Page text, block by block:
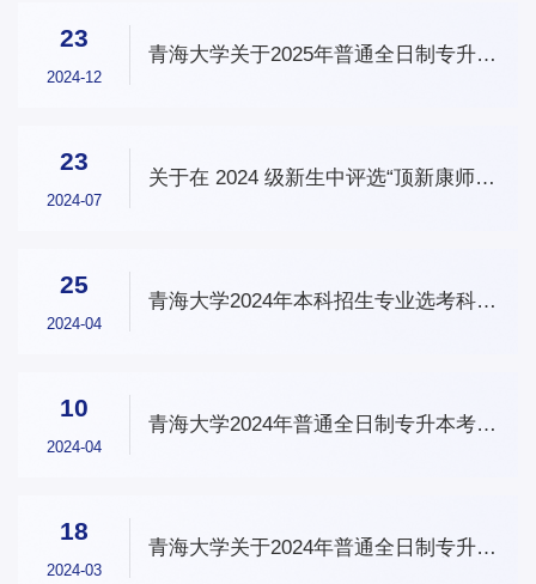
23
2024-12
青海大学关于2025年普通全日制专升本
23
2024-07
关于在 2024 级新生中评选“顶新康师傅
25
2024-04
青海大学2024年本科招生专业选考科目
10
2024-04
青海大学2024年普通全日制专升本考试
18
2024-03
青海大学关于2024年普通全日制专升本